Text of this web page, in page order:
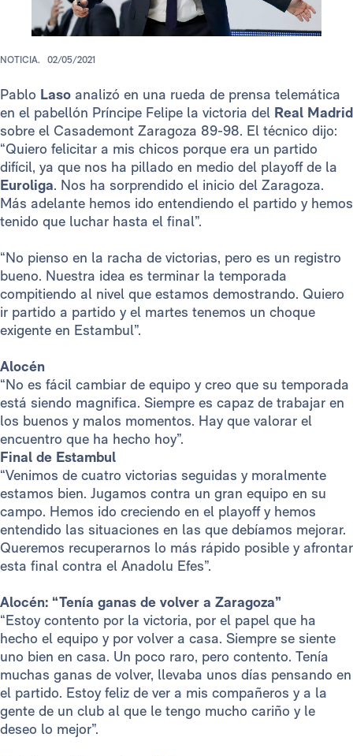
NOTICIA. 02/05/2021
Pablo Laso analizó en una rueda de prensa telemática
en el pabellón Príncipe Felipe la victoria del Real Madrid
sobre el Casademont Zaragoza 89-98. El técnico dijo:
“Quiero felicitar a mis chicos porque era un partido
difícil, ya que nos ha pillado en medio del playoff de la
Euroliga. Nos ha sorprendido el inicio del Zaragoza.
Más adelante hemos ido entendiendo el partido y hemos
tenido que luchar hasta el final”.
“No pienso en la racha de victorias, pero es un registro
bueno. Nuestra idea es terminar la temporada
compitiendo al nivel que estamos demostrando. Quiero
ir partido a partido y el martes tenemos un choque
exigente en Estambul”.
Alocén
“No es fácil cambiar de equipo y creo que su temporada
está siendo magnifica. Siempre es capaz de trabajar en
los buenos y malos momentos. Hay que valorar el
encuentro que ha hecho hoy”.
Final de Estambul
“Venimos de cuatro victorias seguidas y moralmente
estamos bien. Jugamos contra un gran equipo en su
campo. Hemos ido creciendo en el playoff y hemos
entendido las situaciones en las que debíamos mejorar.
Queremos recuperarnos lo más rápido posible y afrontar
esta final contra el Anadolu Efes”.
Alocén: “Tenía ganas de volver a Zaragoza”
“Estoy contento por la victoria, por el papel que ha
hecho el equipo y por volver a casa. Siempre se siente
uno bien en casa. Un poco raro, pero contento. Tenía
muchas ganas de volver, llevaba unos días pensando en
el partido. Estoy feliz de ver a mis compañeros y a la
gente de un club al que le tengo mucho cariño y le
deseo lo mejor”.